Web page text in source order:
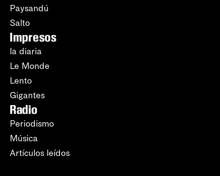
Paysandú
Salto
Impresos
la diaria
Le Monde
Lento
Gigantes
Radio
Periodismo
Música
Artículos leídos